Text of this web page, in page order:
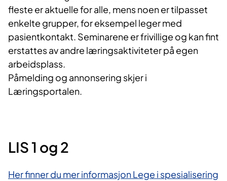
fleste er aktuelle for alle, mens noen er tilpasset
enkelte grupper, for eksempel leger med
pasientkontakt. Seminarene er frivillige og kan fint
erstattes av andre læringsaktiviteter på egen
arbeidsplass.
Påmelding og annonsering skjer i
Læringsportalen.
LIS 1 og 2
Her finner du mer informasjon Lege i spesialisering